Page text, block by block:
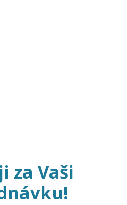
za Vaši